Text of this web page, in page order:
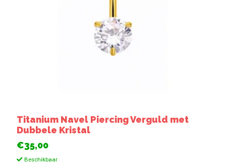
Titanium Navel Piercing Verguld met
Dubbele Kristal
€35,00
Beschikbaar